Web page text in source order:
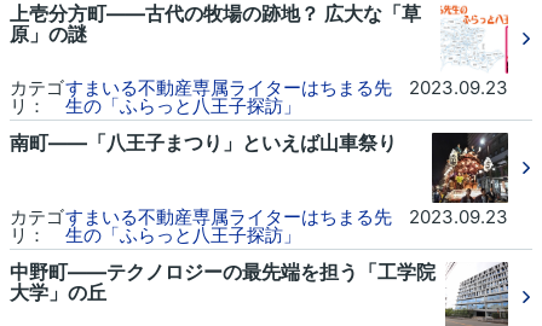
上壱分方町――古代の牧場の跡地？ 広大な「草
原」の謎
カテゴ
リ：
すまいる不動産専属ライターはちまる先
生の「ふらっと八王子探訪」
2023.09.23
南町――「八王子まつり」といえば山車祭り
カテゴ
リ：
すまいる不動産専属ライターはちまる先
生の「ふらっと八王子探訪」
2023.09.23
中野町――テクノロジーの最先端を担う「工学院
大学」の丘